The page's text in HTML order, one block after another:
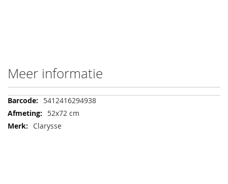
Meer informatie
Meer
informatie
5412416294938
52x72 cm
Clarysse